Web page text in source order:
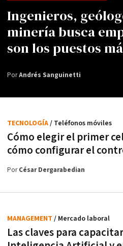
Ingenieros,
minería busca
son los puestos
PorAndrés Sanguinetti
Cómo elegir el primer
cómo configurar el
TECNOLOGÍA/ Teléfonos móviles
PorCésar Dergarabedian
Las claves para
MANAGEMENT / Mercado laboral